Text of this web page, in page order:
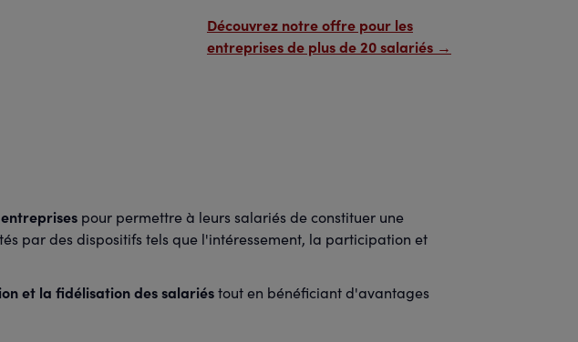
Découvrez notre offre pour les
entreprises de plus de 20 salariés →
pour permettre à leurs salariés de constituer une
par des dispositifs tels que l'intéressement, la participation et
et la fidélisation des salariéstout en bénéficiant d'avantages